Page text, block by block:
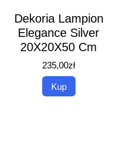
Dekoria Lampion
Elegance Silver
20X20X50 Cm
235,00zł
Kup